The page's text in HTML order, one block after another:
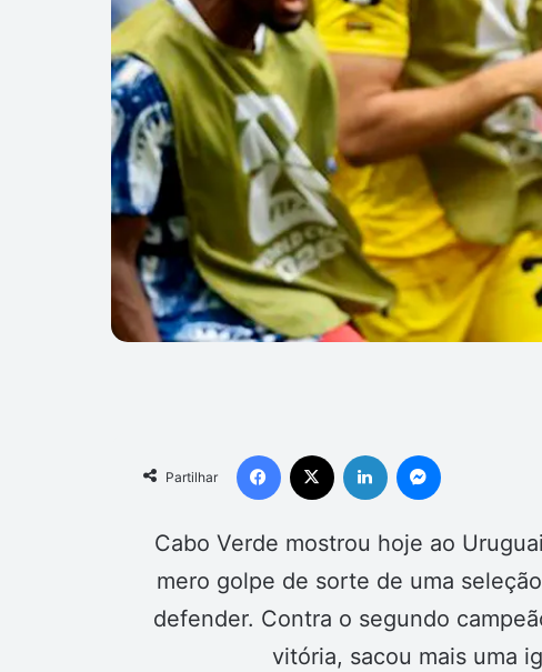
Partilhar
Facebook Linkedin
Cabo Verde mostrou hoje ao
mero golpe de sorte de uma
defender. Contra o segundo
vitória, sacou mais uma